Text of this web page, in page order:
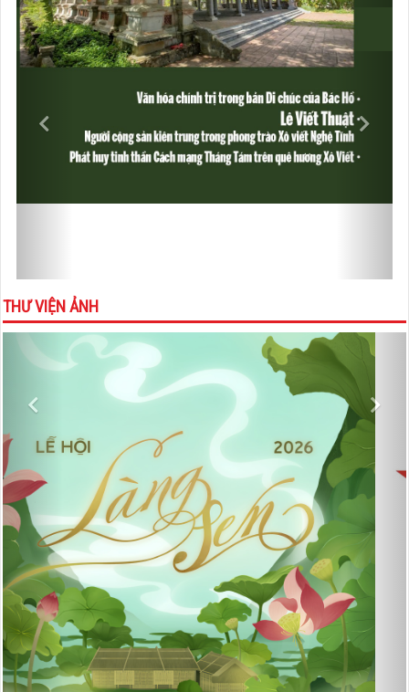
VIDEOS
Previous
THƯ VIỆN ẢNH
Previous